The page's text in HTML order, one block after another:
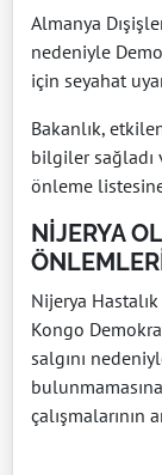
Almanya
nedeniyle
için seyahat
Bakanlık,
bilgiler sağladı
önleme
NİJERYA
Nijerya
Kongo
salgını
çalışmalarının